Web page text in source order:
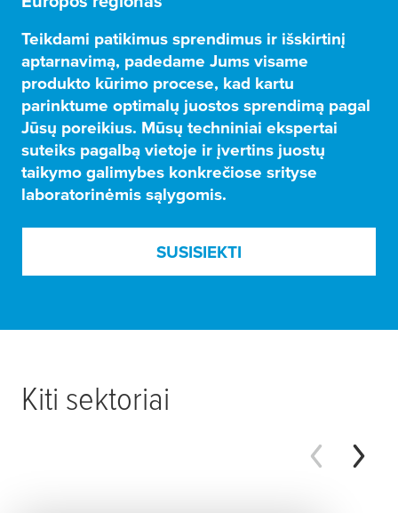
Teikdami patikimus sprendimus ir išskirtinį
aptarnavimą, padedame Jums visame
produkto kūrimo procese, kad kartu
parinktume optimalų juostos sprendimą pagal
Jūsų poreikius. Mūsų techniniai ekspertai
suteiks pagalbą vietoje ir įvertins juostų
taikymo galimybes konkrečiose srityse
laboratorinėmis sąlygomis.
SUSISIEKTI
Kiti sektoriai